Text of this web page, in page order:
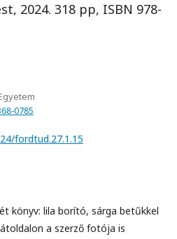
2024. 318 pp, ISBN 978-
0785
fordtud.27.1.15
könyv: lila borító, sárga betűkkel
a szerző fotója is